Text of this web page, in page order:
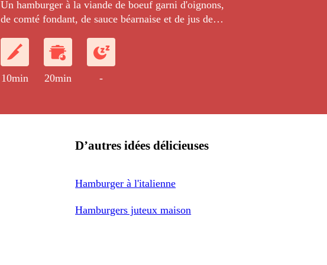
Un hamburger à la viande de boeuf garni d'oignons,
de comté fondant, de sauce béarnaise et de jus de
10min 20min -
D’autres idées délicieuses
Hamburger à l'italienne
Hamburgers juteux maison